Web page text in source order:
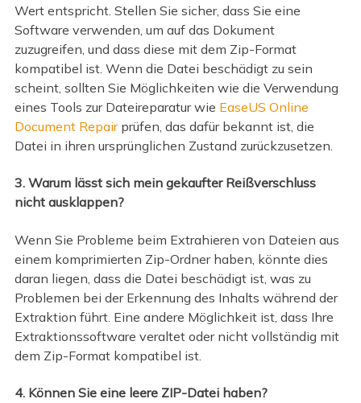
Wert entspricht. Stellen Sie sicher, dass Sie eine
Software verwenden, um auf das Dokument
zuzugreifen, und dass diese mit dem Zip-Format
kompatibel ist. Wenn die Datei beschädigt zu sein
scheint, sollten Sie Möglichkeiten wie die Verwendung
eines Tools zur Dateireparatur wie EaseUS Online
Document Repairprüfen, das dafür bekannt ist, die
Datei in ihren ursprünglichen Zustand zurückzusetzen.
3. Warum lässt sich mein gekaufter Reißverschluss
nicht ausklappen?
Wenn Sie Probleme beim Extrahieren von Dateien aus
einem komprimierten Zip-Ordner haben, könnte dies
daran liegen, dass die Datei beschädigt ist, was zu
Problemen bei der Erkennung des Inhalts während der
Extraktion führt. Eine andere Möglichkeit ist, dass Ihre
Extraktionssoftware veraltet oder nicht vollständig mit
dem Zip-Format kompatibel ist.
4. Können Sie eine leere ZIP-Datei haben?